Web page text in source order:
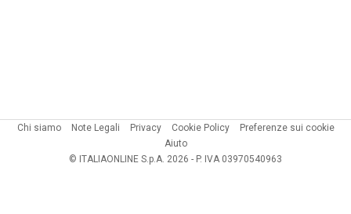
Chi siamo Note Legali Privacy Cookie Policy
Preferenze sui cookie
Aiuto
© ITALIAONLINE S.p.A. 2026 - P. IVA 03970540963